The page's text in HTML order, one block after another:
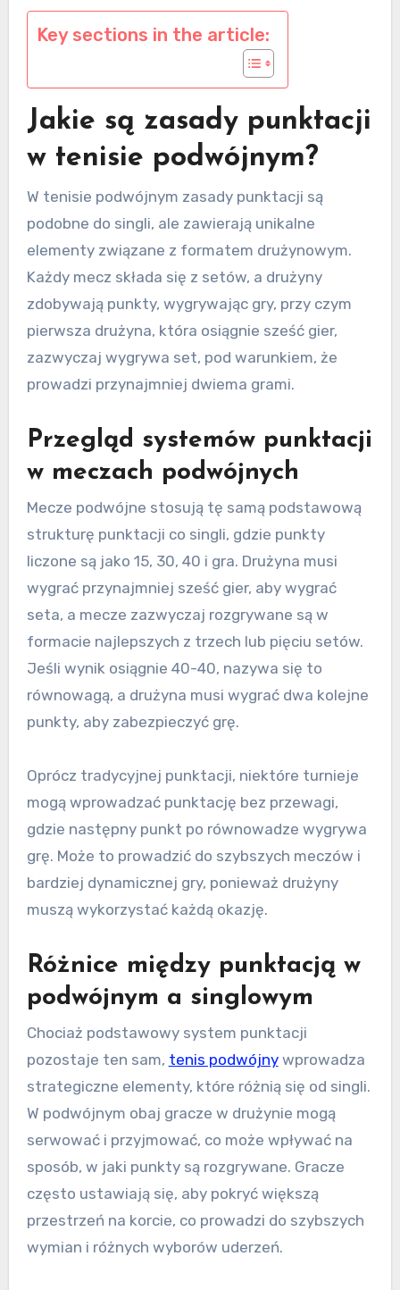
Key sections in the article:
Jakie są zasady punktacji
w tenisie podwójnym?
W tenisie podwójnym zasady punktacji są
podobne do singli, ale zawierają unikalne
elementy związane z formatem drużynowym.
Każdy mecz składa się z setów, a drużyny
zdobywają punkty, wygrywając gry, przy czym
pierwsza drużyna, która osiągnie sześć gier,
zazwyczaj wygrywa set, pod warunkiem, że
prowadzi przynajmniej dwiema grami.
Przegląd systemów punktacji
w meczach podwójnych
Mecze podwójne stosują tę samą podstawową
strukturę punktacji co singli, gdzie punkty
liczone są jako 15, 30, 40 i gra. Drużyna musi
wygrać przynajmniej sześć gier, aby wygrać
seta, a mecze zazwyczaj rozgrywane są w
formacie najlepszych z trzech lub pięciu setów.
Jeśli wynik osiągnie 40-40, nazywa się to
równowagą, a drużyna musi wygrać dwa kolejne
punkty, aby zabezpieczyć grę.
Oprócz tradycyjnej punktacji, niektóre turnieje
mogą wprowadzać punktację bez przewagi,
gdzie następny punkt po równowadze wygrywa
grę. Może to prowadzić do szybszych meczów i
bardziej dynamicznej gry, ponieważ drużyny
muszą wykorzystać każdą okazję.
Różnice między punktacją w
podwójnym a singlowym
Chociaż podstawowy system punktacji
pozostaje ten sam, tenis podwójnywprowadza
strategiczne elementy, które różnią się od singli.
W podwójnym obaj gracze w drużynie mogą
serwować i przyjmować, co może wpływać na
sposób, w jaki punkty są rozgrywane. Gracze
często ustawiają się, aby pokryć większą
przestrzeń na korcie, co prowadzi do szybszych
wymian i różnych wyborów uderzeń.